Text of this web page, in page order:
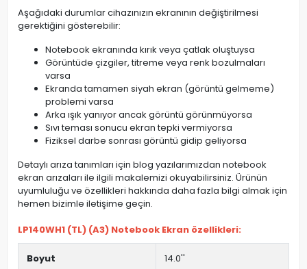
Aşağıdaki durumlar cihazınızın ekranının değiştirilmesi
gerektiğini gösterebilir:
Notebook ekranında kırık veya çatlak oluştuysa
Görüntüde çizgiler, titreme veya renk bozulmaları
varsa
Ekranda tamamen siyah ekran (görüntü gelmeme)
problemi varsa
Arka ışık yanıyor ancak görüntü görünmüyorsa
Sıvı teması sonucu ekran tepki vermiyorsa
Fiziksel darbe sonrası görüntü gidip geliyorsa
Detaylı arıza tanımları için blog yazılarımızdan notebook
ekran arızaları ile ilgili makalemizi okuyabilirsiniz. Ürünün
uyumluluğu ve özellikleri hakkında daha fazla bilgi almak için
hemen bizimle iletişime geçin.
LP140WH1 (TL) (A3) Notebook Ekran özellikleri:
Boyut 14.0''